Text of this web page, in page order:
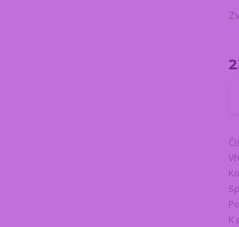
K